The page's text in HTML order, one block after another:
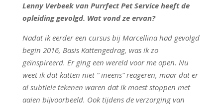
Lenny Verbeek van Purrfect Pet Service heeft de
opleiding gevolgd. Wat vond ze ervan?
Nadat ik eerder een cursus bij Marcellina had gevolgd
begin 2016, Basis Kattengedrag, was ik zo
geïnspireerd. Er ging een wereld voor me open. Nu
weet ik dat katten niet “ ineens” reageren, maar dat er
al subtiele tekenen waren dat ik moest stoppen met
aaien bijvoorbeeld. Ook tijdens de verzorging van